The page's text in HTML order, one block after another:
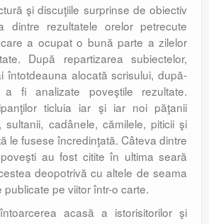
şi discuţiile surprinse de obiectiv
dintre rezultatele orelor petrecute
a ocupat o bună parte a zilelor
După repartizarea subiectelor,
întotdeauna alocată scrisului, după-
a fi analizate poveştile rezultate.
ticluia iar şi iar noi păţanii
sultanii, cadânele, cămilele, piticii şi
le fusese încredinţată. Câteva dintre
au fost citite în ultima seară
deopotrivă cu altele de seama
pe viitor într-o carte.
acasă a istorisitorilor şi